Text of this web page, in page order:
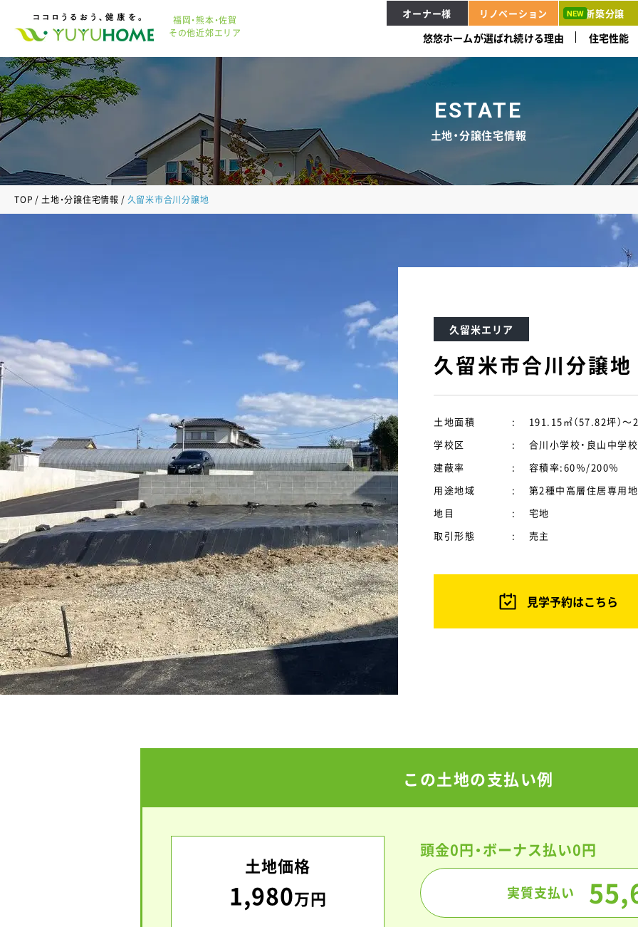
福岡・熊本・佐賀
その他近郊エリア
悠悠ホームが選ばれ続ける理由 住宅性能
オーナー様 リノベーション 新築分譲
ESTATE
土地・分譲住宅情報
TOP 土地・分譲住宅情報 久留米市合川分譲地
久留米エリア
久留米市合川分譲地
土地面積 :
191.15㎡（57.82坪）～
学校区
:
合川小学校・良山中学校
建蔽率
:
容積率:60％/200％
用途地域
:
第2種中高層住居専用
地目
:
宅地
取引形態
: 売主
見学予約はこちら
この土地の支払い例
土地価格
1,980万円
頭金0円・ボーナス払い0円
実質支払い